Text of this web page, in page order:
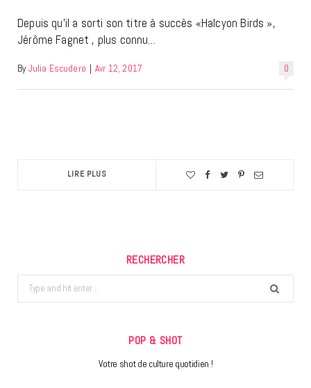
Depuis qu’il a sorti son titre à succès «Halcyon Birds »,
Jérôme Fagnet , plus connu…
0
By Julia Escudero | Avr 12, 2017
LIRE PLUS
RECHERCHER
Search
for:
POP & SHOT
Votre shot de culture quotidien !